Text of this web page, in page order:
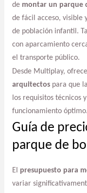
de montar un parque
de fácil acceso, visible
de población infantil.
con aparcamiento
el transporte público.
Desde Multiplay,
arquitectospara que
los requisitos técnicos
funcionamiento óptimo.
Guía de
parque de
El presupuesto para
variar